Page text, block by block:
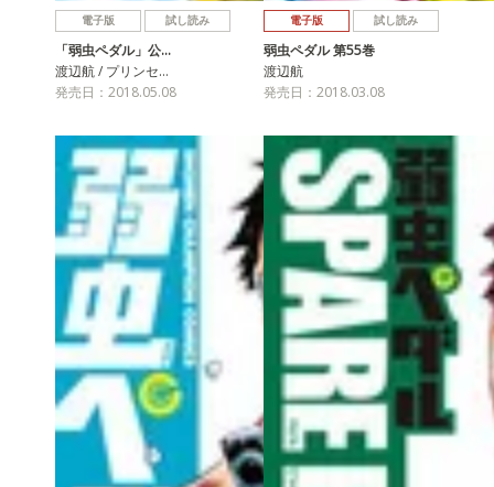
電子版 試し読み
「弱虫ペダル」公…
渡辺航 / プリンセ…
発売日：2018.05.08
電子版 試し読み
弱虫ペダル 第55巻
渡辺航
発売日：2018.03.08